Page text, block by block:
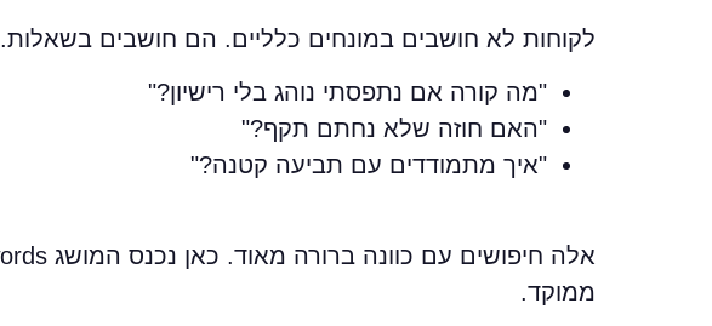
לקוחות לא חושבים במונחים כלליים. הם חושבים בשאלות.
"מה קורה אם נתפסתי נוהג בלי רישיון?"
"האם חוזה שלא נחתם תקף?"
"איך מתמודדים עם תביעה קטנה?"
ממוקד.